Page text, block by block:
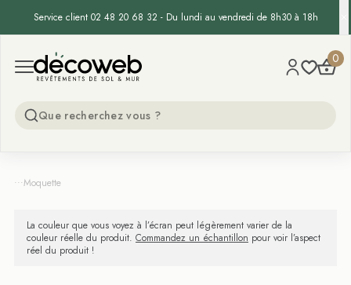
Service client 02 48 20 68 32 - Du lundi au vendredi de 8h30 à 18h
Open menu
Decoweb 0
...Moquette
La couleur que vous voyez à l’écran peut légèrement varier de la
couleur réelle du produit. Commandez un échantillon pour voir l’aspect
réel du produit !